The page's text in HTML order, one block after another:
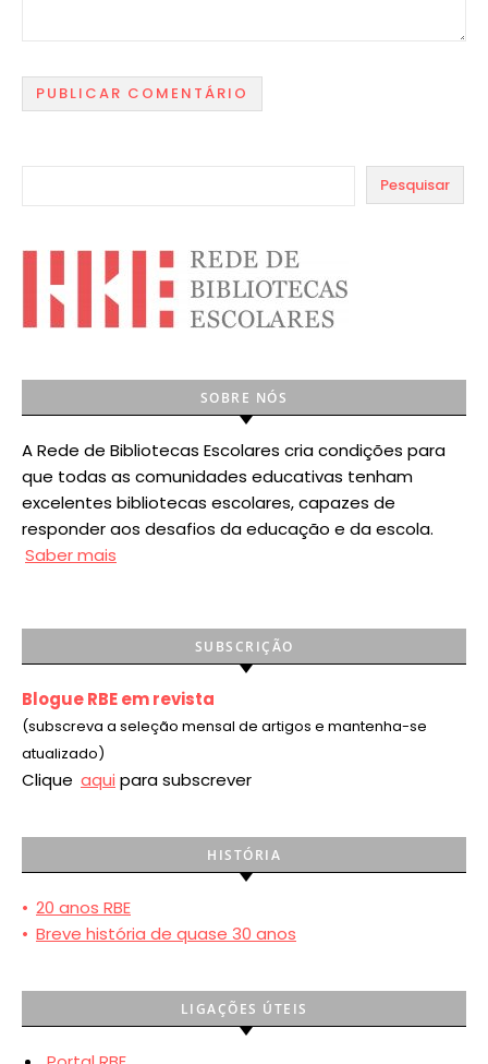
Pesquisar
SOBRE NÓS
A Rede de Bibliotecas Escolares cria condições para
que todas as comunidades educativas tenham
excelentes bibliotecas escolares, capazes de
responder aos desafios da educação e da escola.
Saber mais
SUBSCRIÇÃO
Blogue RBE em revista
(subscreva a seleção mensal de artigos e mantenha-se
atualizado)
Clique aqui para subscrever
HISTÓRIA
• 20 anos RBE
• Breve história de quase 30 anos
LIGAÇÕES ÚTEIS